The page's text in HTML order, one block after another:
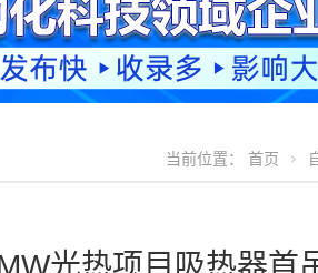
当前位置： 首页
光热项目吸热器首